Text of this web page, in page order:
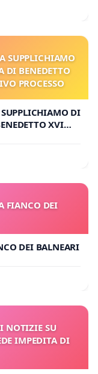
SUPPLICHIAMO
DI BENEDETTO
PROCESSO
SUPPLICHIAMO DI
XVI
FIANCO DEI
DEI BALNEARI
NOTIZIE SU
IMPEDITA DI